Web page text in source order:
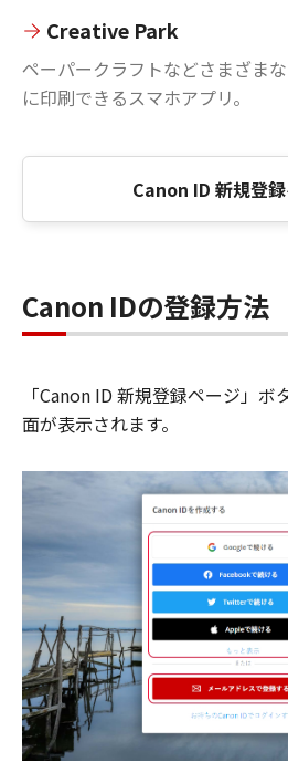
Creative Park
ペーパークラフトなどさまざま
に印刷できるスマホアプリ。
Canon ID 新規登
Canon IDの登録方法
「Canon ID 新規登録ページ」
面が表示されます。